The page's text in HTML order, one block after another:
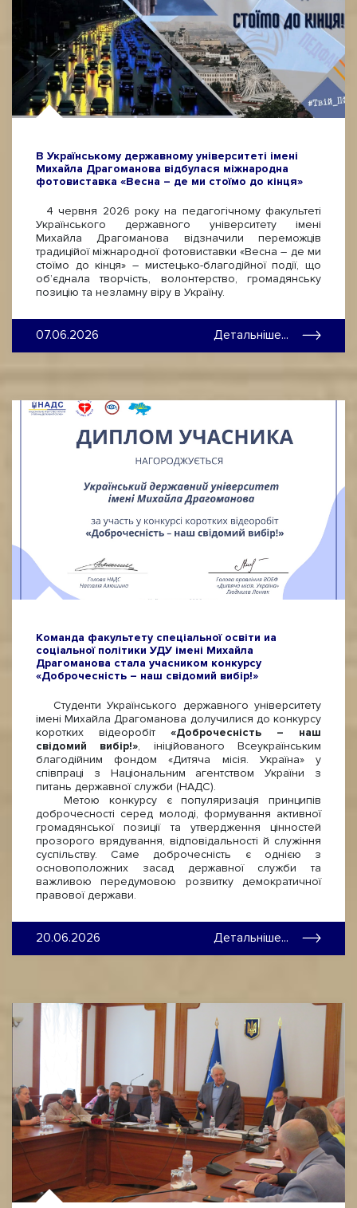
В Українському державному університеті імені
Михайла Драгоманова відбулася міжнародна
фотовиставка «Весна – де ми стоїмо до кінця»
4 червня 2026 року на педагогічному факультеті
Українського державного університету імені
Михайла Драгоманова відзначили переможців
традиційої міжнародної фотовиставки «Весна – де ми
стоїмо до кінця» – мистецько-благодійної події, що
об’єднала творчість, волонтерство, громадянську
позицію та незламну віру в Україну.
07.06.2026 Детальніше...
Команда факультету спеціальної освіти иа
соціальної політики УДУ імені Михайла
Драгоманова стала учасником конкурсу
«Доброчесність – наш свідомий вибір!»
Студенти Українського державного університету
імені Михайла Драгоманова долучилися до конкурсу
коротких відеоробіт «Доброчесність – наш
свідомий вибір!», ініційованого Всеукраїнським
благодійним фондом «Дитяча місія. Україна» у
співпраці з Національним агентством України з
питань державної служби (НАДС).
Метою конкурсу є популяризація принципів
доброчесності серед молоді, формування активної
громадянської позиції та утвердження цінностей
прозорого врядування, відповідальності й служіння
суспільству. Саме доброчесність є однією з
основоположних засад державної служби та
важливою передумовою розвитку демократичної
правової держави.
20.06.2026 Детальніше...